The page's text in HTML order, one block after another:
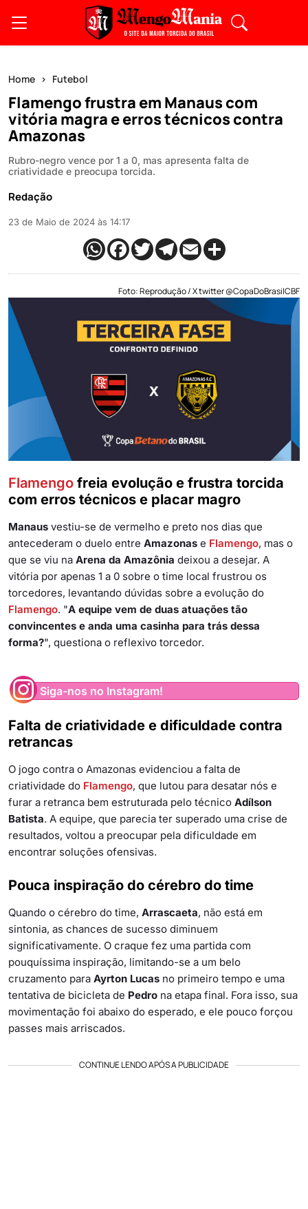
Home Futebol
Flamengo frustra em Manaus com
vitória magra e erros técnicos contra
Amazonas
Rubro-negro vence por 1 a 0, mas apresenta falta de
criatividade e preocupa torcida.
Redação
23 de Maio de 2024 às 14:17
Foto: Reprodução / X twitter @CopaDoBrasilCBF
Flamengo freia evolução e frustra torcida
com erros técnicos e placar magro
Manaus vestiu-se de vermelho e preto nos dias que
antecederam o duelo entre Amazonas e Flamengo, mas o
que se viu na Arena da Amazônia deixou a desejar. A
vitória por apenas 1 a 0 sobre o time local frustrou os
torcedores, levantando dúvidas sobre a evolução do
Flamengo. "A equipe vem de duas atuações tão
convincentes e anda uma casinha para trás dessa
forma?", questiona o reflexivo torcedor.
Siga-nos no Instagram!
Falta de criatividade e dificuldade contra
retrancas
O jogo contra o Amazonas evidenciou a falta de
criatividade do Flamengo, que lutou para desatar nós e
furar a retranca bem estruturada pelo técnico Adílson
Batista. A equipe, que parecia ter superado uma crise de
resultados, voltou a preocupar pela dificuldade em
encontrar soluções ofensivas.
Pouca inspiração do cérebro do time
Quando o cérebro do time, Arrascaeta, não está em
sintonia, as chances de sucesso diminuem
significativamente. O craque fez uma partida com
pouquíssima inspiração, limitando-se a um belo
cruzamento para Ayrton Lucas no primeiro tempo e uma
tentativa de bicicleta de Pedro na etapa final. Fora isso, sua
movimentação foi abaixo do esperado, e ele pouco forçou
passes mais arriscados.
CONTINUE LENDO APÓS A PUBLICIDADE